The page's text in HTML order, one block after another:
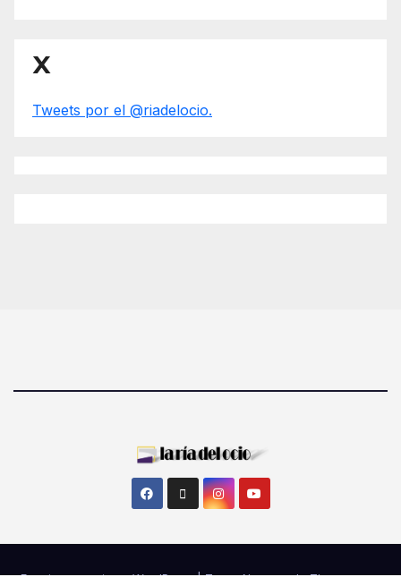
X
Tweets por el @riadelocio.